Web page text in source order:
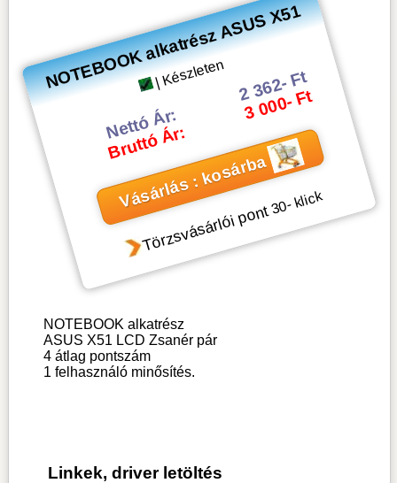
NOTEBOOK alkatrész ASUS X51
| Készleten
Nettó Ár:
Bruttó Ár:
2 362- Ft
3 000- Ft
Vásárlás : kosárba
Törzsvásárlói pont30- klick
NOTEBOOK alkatrész
ASUS X51 LCD Zsanér pár
4átlag pontszám
1 felhasználó minősítés.
Linkek, driver letöltés